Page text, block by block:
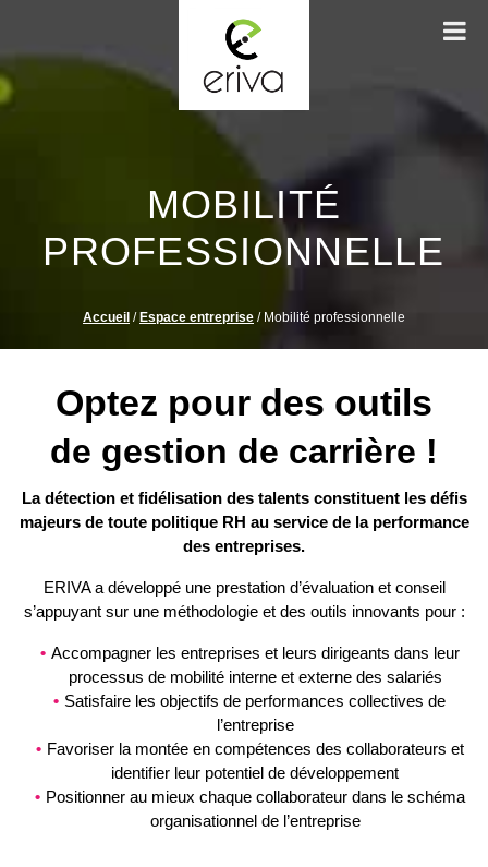
MOBILITÉ
PROFESSIONNELLE
Accueil / Espace entreprise / Mobilité professionnelle
Optez pour des outils
de gestion de carrière !
La détection et fidélisation des talents constituent les défis
majeurs de toute politique RH au service de la performance
des entreprises.
ERIVA a développé une prestation d’évaluation et conseil
s’appuyant sur une méthodologie et des outils innovants pour :
Accompagner les entreprises et leurs dirigeants dans leur
processus de mobilité interne et externe des salariés
Satisfaire les objectifs de performances collectives de
l’entreprise
Favoriser la montée en compétences des collaborateurs et
identifier leur potentiel de développement
Positionner au mieux chaque collaborateur dans le schéma
organisationnel de l’entreprise